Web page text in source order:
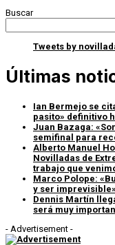
Buscar
Tweets by
Últimas
Ian Bermejo se
pasito» definitivo
Juan Bazaga:
semifinal para
Alberto Manuel
Novilladas de
trabajo que
Marco Polope:
y ser imprevisible»
Dennis Martín
será muy
- Advertisement -